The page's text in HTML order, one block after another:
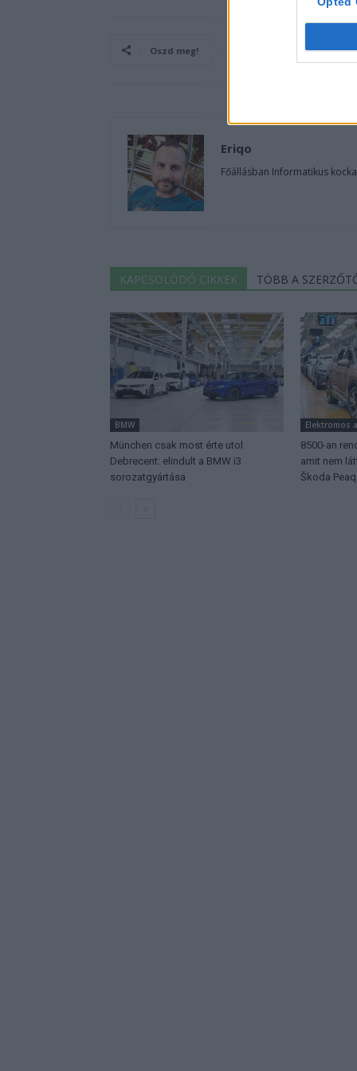
Oszd meg!
Eriqo
Főállásban Informatikus
KAPCSOLÓDÓ CIKKEK TÖBB A
BMW
München csak most érte utol
Debrecent: elindult a BMW i3
sorozatgyártása
Elektromos
8500-an
amit nem
Škoda